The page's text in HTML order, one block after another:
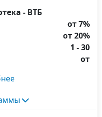
- ВТБ
от 7%
от 20%
1 - 30
от